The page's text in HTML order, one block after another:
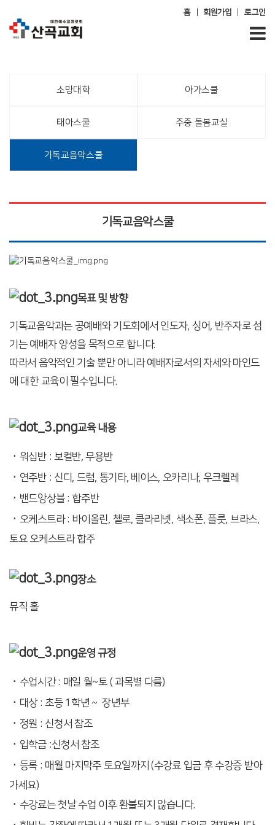
홈 회원가입 로그인
소망대학 아가스쿨
태아스쿨 주중 돌봄교실
기독교음악스쿨
기독교음악스쿨
목표 및 방향
기독교음악과는 공예배와 기도회에서 인도자, 싱어, 반주자로 섬
기는 예배자 양성을 목적으로 합니다.
따라서 음악적인 기술 뿐만 아니라 예배자로서의 자세와 마인드
에 대한 교육이 필수입니다.
교육 내용
워십반 : 보컬반, 무용반
연주반 : 신디, 드럼, 통기타, 베이스, 오카리나, 우크렐레
밴드앙상블 : 합주반
오케스트라 : 바이올린, 첼로, 클라리넷, 색소폰, 플룻, 브라스,
토요 오케스트라 합주
장소
뮤직 홀
운영 규정
수업시간 : 매일 월~토 ( 과목별 다름)
대상 : 초등 1학년 ~ 장년부
정원 : 신청서 참조
입학금 :신청서 참조
등록 : 매월 마지막주 토요일까지 (수강료 입금 후 수강증 받아
가세요)
수강료는 첫날 수업 이후 환불되지 않습니다.